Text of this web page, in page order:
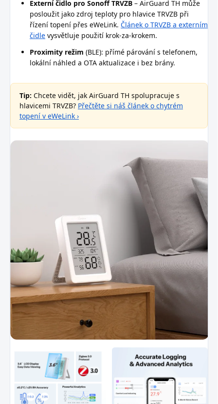
Externí čidlo pro Sonoff TRVZB – AirGuard TH může
posloužit jako zdroj teploty pro hlavice TRVZB při
řízení topení přes eWeLink. Článek o TRVZB a externím
čidle vysvětluje použití krok-za-krokem.
Proximity režim (BLE): přímé párování s telefonem,
lokální náhled a OTA aktualizace i bez brány.
Tip: Chcete vidět, jak AirGuard TH spolupracuje s
hlavicemi TRVZB? Přečtěte si náš článek o chytrém
topení v eWeLink ›